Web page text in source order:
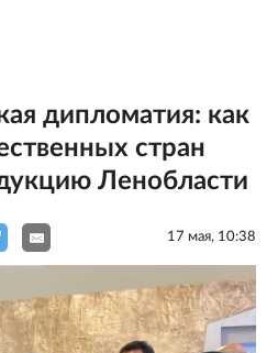
дипломатия: как
стран
Ленобласти
17 мая, 10:38